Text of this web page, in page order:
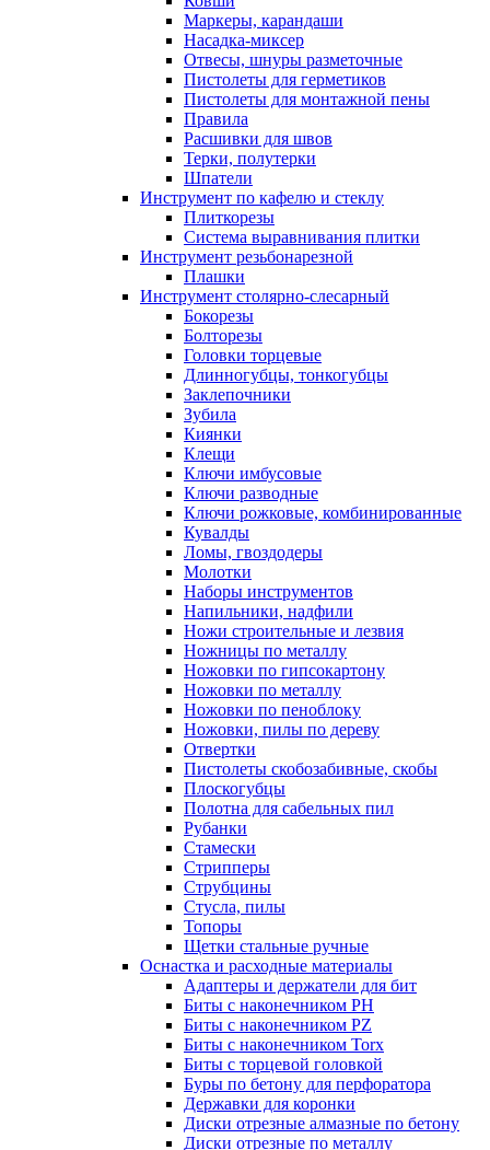
Маркеры, карандаши
Насадка-миксер
Отвесы, шнуры разметочные
Пистолеты для герметиков
Пистолеты для монтажной пены
Правила
Расшивки для швов
Терки, полутерки
Шпатели
Инструмент по кафелю и стеклу
Плиткорезы
Система выравнивания плитки
Инструмент резьбонарезной
Плашки
Инструмент столярно-слесарный
Бокорезы
Болторезы
Головки торцевые
Длинногубцы, тонкогубцы
Заклепочники
Зубила
Киянки
Клещи
Ключи имбусовые
Ключи разводные
Ключи рожковые, комбинированные
Кувалды
Ломы, гвоздодеры
Молотки
Наборы инструментов
Напильники, надфили
Ножи строительные и лезвия
Ножницы по металлу
Ножовки по гипсокартону
Ножовки по металлу
Ножовки по пеноблоку
Ножовки, пилы по дереву
Отвертки
Пистолеты скобозабивные, скобы
Плоскогубцы
Полотна для сабельных пил
Рубанки
Стамески
Стрипперы
Струбцины
Стусла, пилы
Топоры
Щетки стальные ручные
Оснастка и расходные материалы
Адаптеры и держатели для бит
Биты с наконечником PH
Биты с наконечником PZ
Биты с наконечником Torx
Биты с торцевой головкой
Буры по бетону для перфоратора
Державки для коронки
Диски отрезные алмазные по бетону
Диски отрезные по металлу